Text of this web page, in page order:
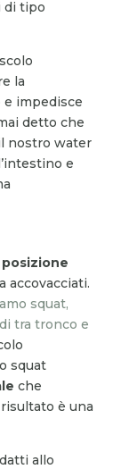
di tipo
la
impedisce
detto che
nostro water
e
posizione
accovacciati.
squat,
tra tronco e
squat
che
è una
allo